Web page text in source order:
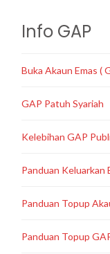
Info GAP
Buka Akaun Emas (
GAP Patuh Syariah
Kelebihan GAP
Panduan Keluarkan
Panduan Topup
Panduan Topup